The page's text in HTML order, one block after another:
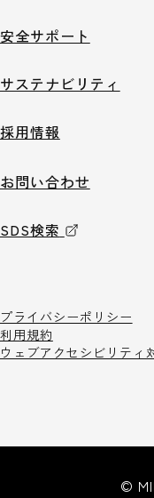
安全サポート
サステナビリティ
採用情報
お問い合わせ
SDS検索
プライバシーポリシー
利用規約
ウェブアクセシビリティ
©